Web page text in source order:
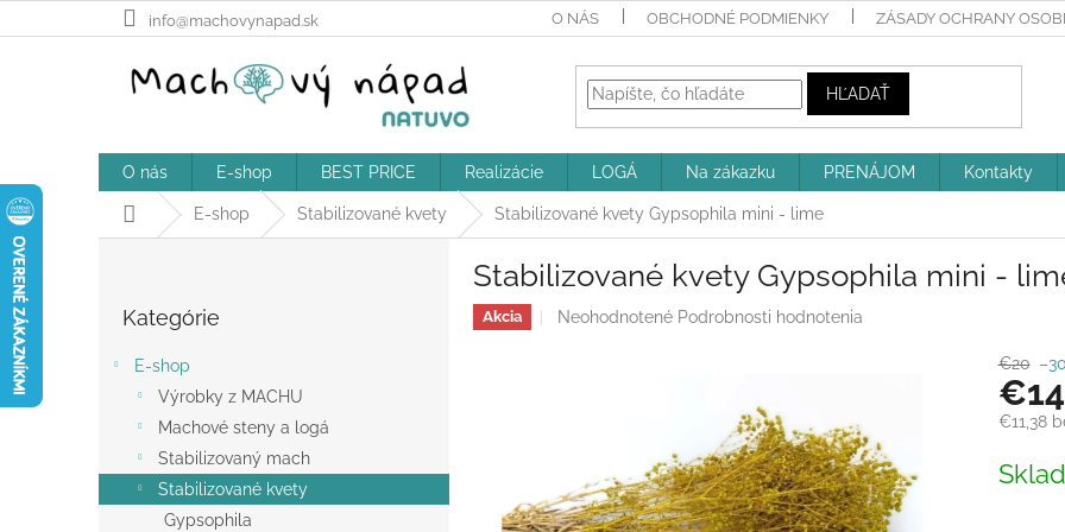
na
info@machovynapad.sk O NÁS OBCHODNÉ PODMIENKY ZÁSADY OCHRANY
HĽADAŤ
O nás E-shop BEST PRICE Realizácie LOGÁ Na zákazku PRENÁJOM Kontakty
DomovE-shop Stabilizované kvety Stabilizované kvety Gypsophila mini - lime
kategórie
Kategórie
E-shop
Výrobky z MACHU
Machové steny a logá
Stabilizovaný mach
Stabilizované kvety
Gypsophila
Stabilizované kvety Gypsophila mini -
Akcia
Priemerné
hviezdičiek.
Neohodnotené Podrobnosti hodnotenia
€20
€14
€11,38
cena: